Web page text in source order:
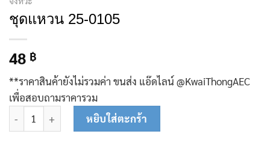
ชุดแหวน 25-0105
48 ฿
**ราคาสินค้ายังไม่รวมค่า ขนส่ง แอ๊ดไลน์ @KwaiThongAEC
เพื่อสอบถามราคารวม
จำนวน ชุดแหวน 25-0105 ชิ้น
หยิบใส่ตะกร้า